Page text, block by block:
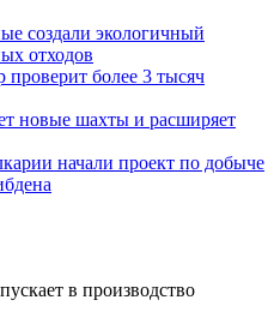
создали экологичный
отходов
проверит более 3 тысяч
новые шахты и расширяет
начали проект по добыче
в производство